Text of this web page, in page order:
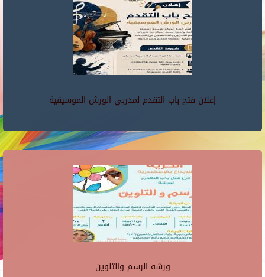
إعلان فتح باب التقدم لمدربي الورش الموسيقية
ورشه الرسم والتلوين